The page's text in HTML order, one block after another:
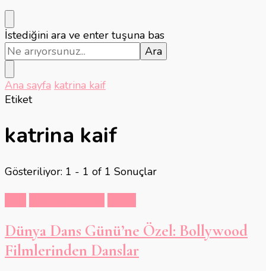
Bir
şey
mi
arıyorsunuz?
İstediğini ara ve enter tuşuna bas
Ana sayfa katrina kaif
Etiket
katrina kaif
Gösteriliyor: 1 - 1 of 1 Sonuçlar
Dünya Dans Günü’ne Özel: Bollywood
Filmlerinden Danslar